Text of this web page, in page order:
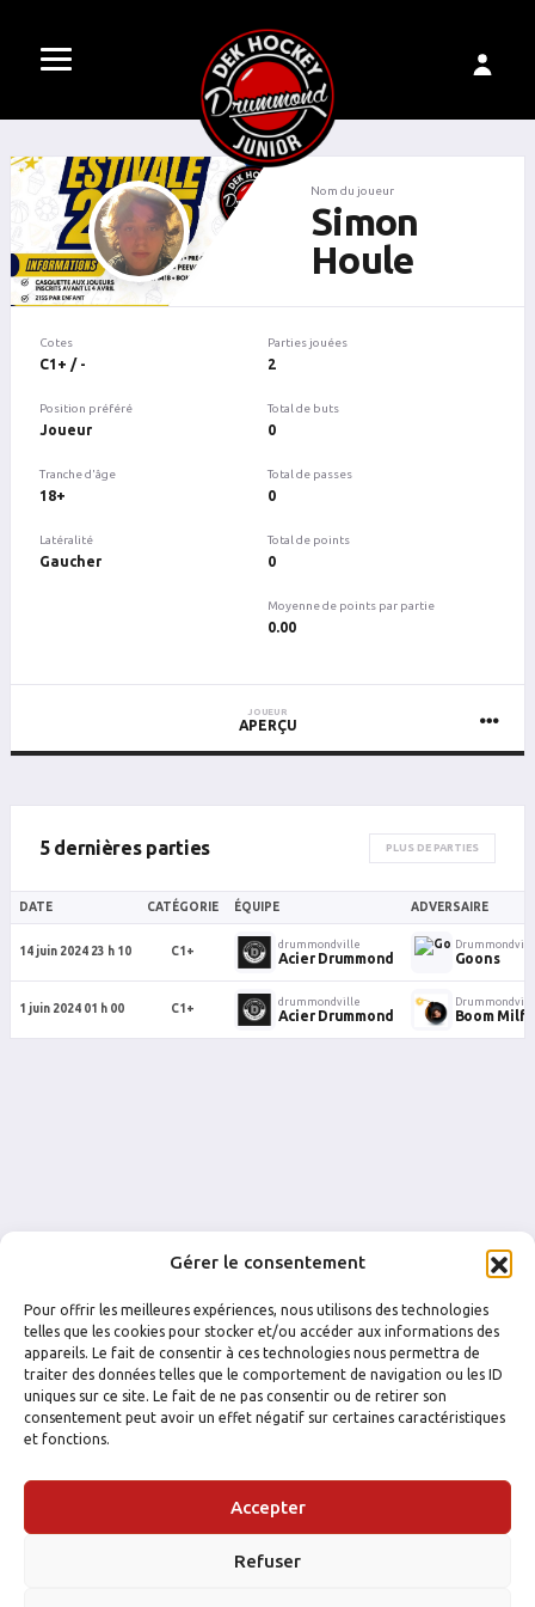
Gérer le consentement
Pour offrir les meilleures expériences, nous utilisons des technologies
telles que les cookies pour stocker et/ou accéder aux informations des
appareils. Le fait de consentir à ces technologies nous permettra de
traiter des données telles que le comportement de navigation ou les ID
uniques sur ce site. Le fait de ne pas consentir ou de retirer son
consentement peut avoir un effet négatif sur certaines caractéristiques
et fonctions.
Accepter
Refuser
Nom du joueur
Simon
Houle
Cotes
C1+ / -
Position préféré
Joueur
Tranche d'âge
18+
Latéralité
Gaucher
Parties jouées
2
Total de buts
0
Total de passes
0
Total de points
0
Moyenne de points par partie
0.00
JOUEUR
APERÇU
5 dernières parties PLUS DE PARTIES
DATE CATÉGORIE ÉQUIPE ADVERSAIRE
14 juin 2024 23 h 10 C1+
drummondville
Acier Drummond Goons
1 juin 2024 01 h 00 C1+
drummondville
Acier Drummond Boom Milf